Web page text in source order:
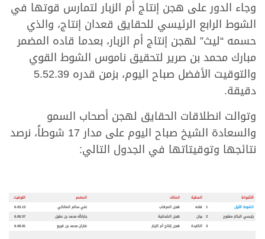
وجاء الدور على هجن إنتاج أم الزبار لتمارس قوتها في
الشوط الرابع الرئيسي للحقايق قعدان إنتاج، والذي
حسمه “ليث” لهجن إنتاج أم الزبار، بعدما قاده المضمر
مبارك محمد بن صرير لتحقيق ناموس الشوط القوي
والتوقيت الأفضل صباح اليوم، بزمن قدره 5.52.39
دقيقة.
وتوالت انطلاقات الحقايق لهجن أصحاب السمو
والسعادة الشيخ صباح اليوم على مدار 17 شوطاً، نرصد
نتائجها وتوقيتاتها في الجدول التالي:
.
.
الأشواط المطية المالك المضمر
التوقيت
الشوط الأول
1 فتنه هجن المرقاب علي سالم المالكي
6.03.13
رئيسي البكار مفتوح
2 بيان هجن الشحانية جارالله محمد بن عقيل
6.06.57
3 الكايدة هجن إنتاج أم الزبار فاران محمد بن قريع 6.08.81